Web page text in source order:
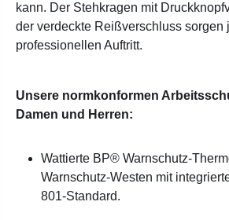
kann. Der Stehkragen mit
der verdeckte Reißverschluss sorgen
professionellen Auftritt.
Unsere normkonformen
Damen und Herren:
Wattierte BP® Warnschutz-
Warnschutz-Westen mit
801-Standard.